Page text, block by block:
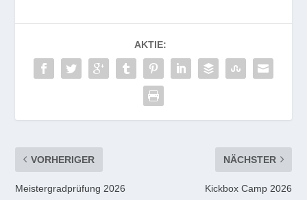
AKTIE:
VORHERIGER
Meistergradprüfung 2026
NÄCHSTER
Kickbox Camp 2026